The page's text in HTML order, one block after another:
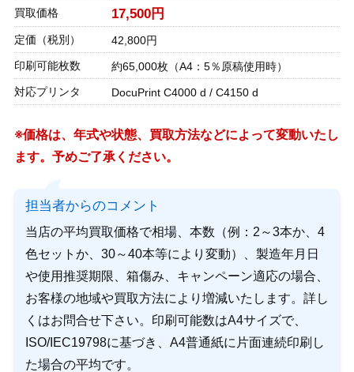
買取価格
17,500円
定価（税別）
42,800円
印刷可能枚数
約65,000枚（A4：5％原稿使用時）
対応プリンタ
DocuPrint C4000 d / C4150 d
※価格は、年式や状態、買取方法などによって変動いたし
ます。予めご了承ください。
担当者からのコメント
当店の平均買取価格で相場、本数（例：2～3本か、4
色セットか、30～40本等により変動）、製造年月日
や使用推奨期限、箱傷み、キャンペーン適応の場合、
お客様の地域や買取方法により増減いたします。詳し
くはお問合せ下さい。印刷可能数はA4サイズで、
ISO/IEC19798に基づき、A4普通紙に片面連続印刷し
た場合の平均です。